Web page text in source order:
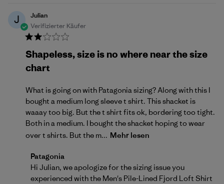
J
Julian
Verifizierter Käufer
Shapeless, size is no where near the size
chart
What is going on with Patagonia sizing? Along with this I
bought a medium long sleeve t shirt. This shacket is
waaay too big. But the t shirt fits ok, bordering too tight.
Both in a medium. I bought the shacket hoping to wear
over t shirts. But the m... Mehr lesen
Kommentare des Store-Besitzers zu
Patagonia
Hi Julian, we apologize for the sizing issue you
experienced with the Men's Pile-Lined Fjord Loft Shirt